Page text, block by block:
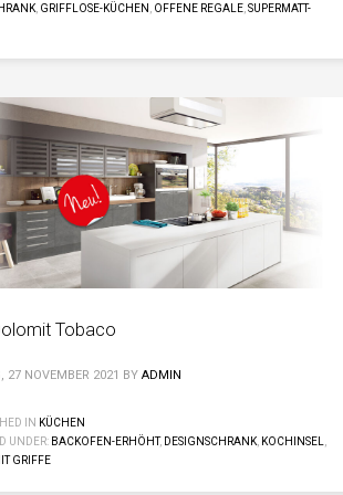
GRIFFLOSE-KÜCHEN OFFENE REGALE SUPERMATT-
Tobaco
27 NOVEMBER 2021 BY ADMIN
IN KÜCHEN
UNDER: BACKOFEN-ERHÖHT, DESIGNSCHRANK KOCHINSEL
GRIFFE